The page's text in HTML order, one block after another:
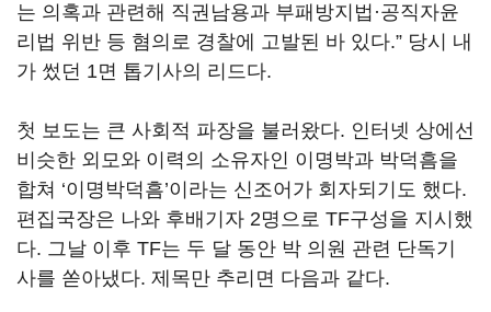
는 의혹과 관련해 직권남용과 부패방지법·공직자윤
리법 위반 등 혐의로 경찰에 고발된 바 있다.” 당시 내
가 썼던 1면 톱기사의 리드다.
첫 보도는 큰 사회적 파장을 불러왔다. 인터넷 상에선
비슷한 외모와 이력의 소유자인 이명박과 박덕흠을
합쳐 ‘이명박덕흠’이라는 신조어가 회자되기도 했다.
편집국장은 나와 후배기자 2명으로 TF구성을 지시했
다. 그날 이후 TF는 두 달 동안 박 의원 관련 단독기
사를 쏟아냈다. 제목만 추리면 다음과 같다.